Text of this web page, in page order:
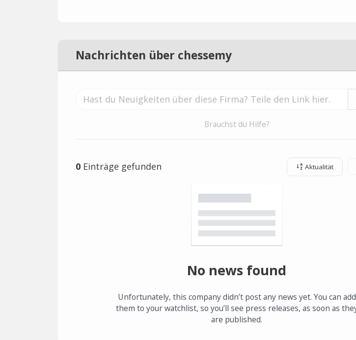
Nachrichten über chessemy
Brauchst du Hilfe?
0 Einträge gefunden Aktualität
No news found
Unfortunately, this company didn’t post any news yet. You can add
them to your watchlist, so you’ll see press releases, as soon as
are published.